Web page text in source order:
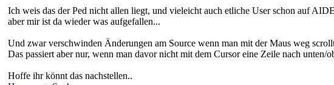
Ich weis das der Ped nicht allen liegt, und vieleicht auch etliche User schon auf
aber mir ist da wieder was aufgefallen...
Und zwar verschwinden Änderungen am Source wenn man mit der Maus weg
Das passiert aber nur, wenn man davor nicht mit dem Cursor eine Zeile nach unten/
Hoffe ihr könnt das nachstellen..